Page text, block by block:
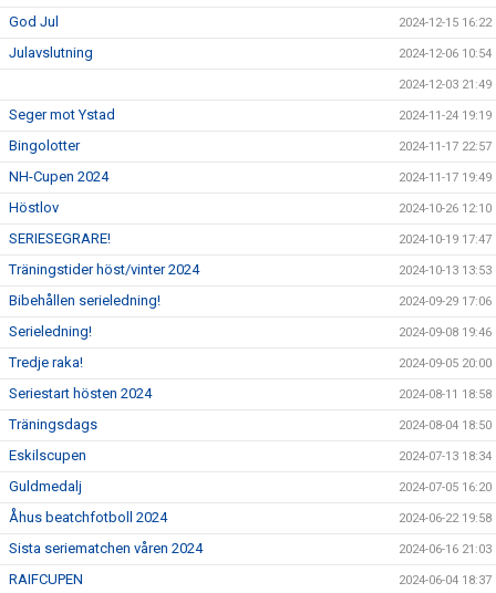
God Jul 2024-12-15 16:22
Julavslutning 2024-12-06 10:54
2024-12-03 21:49
Seger mot Ystad 2024-11-24 19:19
Bingolotter 2024-11-17 22:57
NH-Cupen 2024 2024-11-17 19:49
Höstlov 2024-10-26 12:10
SERIESEGRARE! 2024-10-19 17:47
Träningstider höst/vinter 2024 2024-10-13 13:53
Bibehållen serieledning! 2024-09-29 17:06
Serieledning! 2024-09-08 19:46
Tredje raka! 2024-09-05 20:00
Seriestart hösten 2024 2024-08-11 18:58
Träningsdags 2024-08-04 18:50
Eskilscupen 2024-07-13 18:34
Guldmedalj 2024-07-05 16:20
Åhus beatchfotboll 2024 2024-06-22 19:58
Sista seriematchen våren 2024 2024-06-16 21:03
RAIFCUPEN 2024-06-04 18:37